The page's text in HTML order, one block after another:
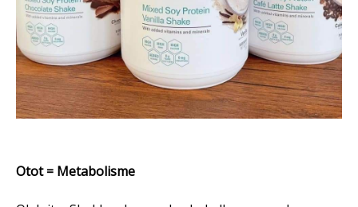
Otot = Metabolisme